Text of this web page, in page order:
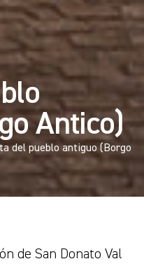
Antico)
del pueblo antiguo (Borgo
de San Donato Val